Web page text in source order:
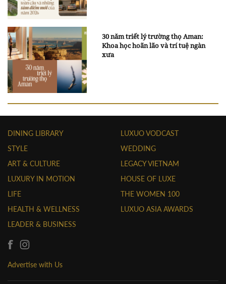
30 năm triết lý trường thọ Aman:
Khoa học hoãn lão và trí tuệ ngàn
xưa
DINING LIBRARY
STYLE
ART & CULTURE
LUXURY IN MOTION
LIFE
HEALTH & WELLNESS
LEADER & BUSINESS
LUXUO VODCAST
WEDDING
LEGACY VIETNAM
HOUSE OF LUXE
THE WOMEN 100
LUXUO ASIA AWARDS
Advertise with Us